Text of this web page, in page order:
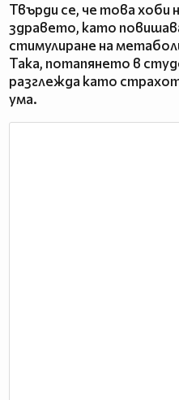
Твърди се, че това хоби
здравето, като
стимулиране на
Така, потапянето в
разглежда като
ума.